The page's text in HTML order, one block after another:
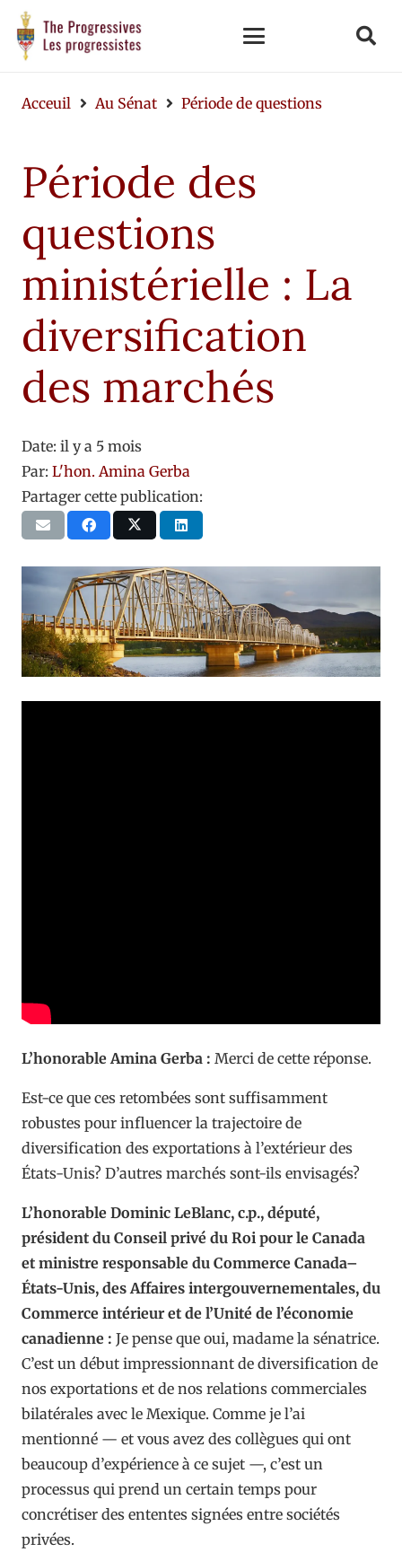
Acceuil Au Sénat Période de questions
Période des
questions
ministérielle : La
diversification
des marchés
Date: il y a 5 mois
Par: L'hon. Amina Gerba
Partager cette publication:
L’honorable Amina Gerba : Merci de cette réponse.
Est-ce que ces retombées sont suffisamment
robustes pour influencer la trajectoire de
diversification des exportations à l’extérieur des
États-Unis? D’autres marchés sont-ils envisagés?
L’honorable Dominic LeBlanc, c.p., député,
président du Conseil privé du Roi pour le Canada
et ministre responsable du Commerce Canada–
États-Unis, des Affaires intergouvernementales, du
Commerce intérieur et de l’Unité de l’économie
canadienne : Je pense que oui, madame la sénatrice.
C’est un début impressionnant de diversification de
nos exportations et de nos relations commerciales
bilatérales avec le Mexique. Comme je l’ai
mentionné — et vous avez des collègues qui ont
beaucoup d’expérience à ce sujet —, c’est un
processus qui prend un certain temps pour
concrétiser des ententes signées entre sociétés
privées.